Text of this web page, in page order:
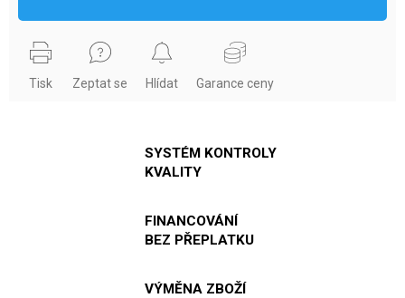
Tisk Zeptat se Hlídat Garance ceny
SYSTÉM KONTROLY
KVALITY
FINANCOVÁNÍ
BEZ PŘEPLATKU
VÝMĚNA ZBOŽÍ